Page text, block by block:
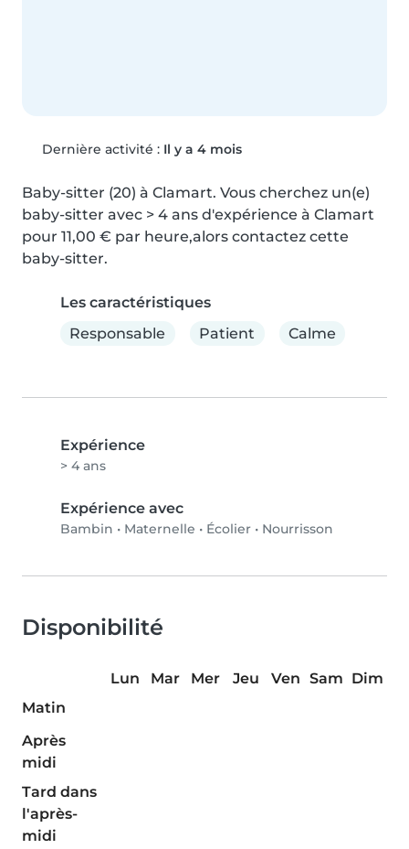
Dernière activité : Il y a 4 mois
Baby-sitter (20) à Clamart. Vous cherchez un(e)
baby-sitter avec > 4 ans d'expérience à Clamart
pour 11,00 € par heure,alors contactez cette
baby-sitter.
Les caractéristiques
Responsable
Patient Calme
Expérience
> 4 ans
Expérience avec
Bambin • Maternelle • Écolier • Nourrisson
Disponibilité
Lun Mar Mer Jeu Ven Sam Dim
Matin
Après
midi
Tard dans
l'après-
midi